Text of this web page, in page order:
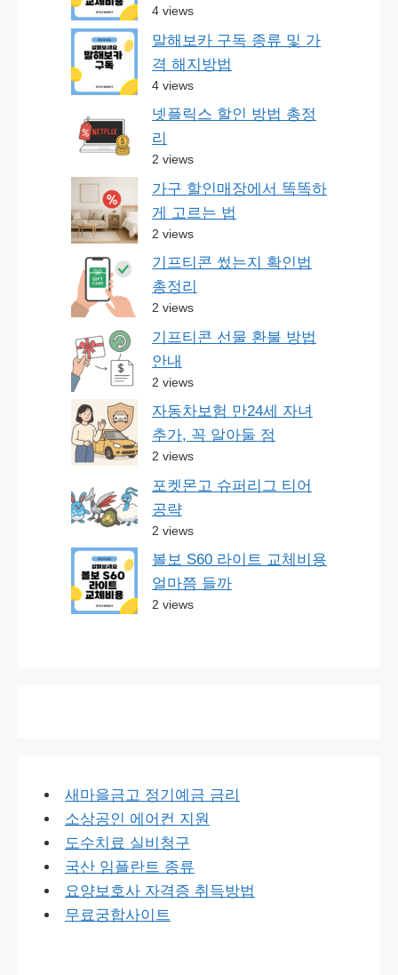
4 views
말해보카 구독 종류 및 가
격 해지방법
4 views
넷플릭스 할인 방법 총정
리
2 views
가구 할인매장에서 똑똑하
게 고르는 법
2 views
기프티콘 썼는지 확인법
총정리
2 views
기프티콘 선물 환불 방법
안내
2 views
자동차보험 만24세 자녀
추가, 꼭 알아둘 점
2 views
포켓몬고 슈퍼리그 티어
공략
2 views
볼보 S60 라이트 교체비용
얼마쯤 들까
2 views
새마을금고 정기예금 금리
소상공인 에어컨 지원
도수치료 실비청구
국산 임플란트 종류
요양보호사 자격증 취득방법
무료궁합사이트